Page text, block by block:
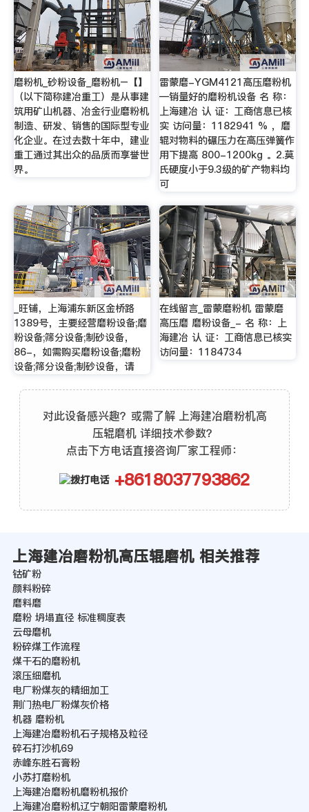
磨粉机_砂粉设备_磨粉机–【】
（以下简称建冶重工）是从事建
筑用矿山机器、冶金行业磨粉机
制造、研发、销售的国际型专业
化企业。在过去数十年中，建业
重工通过其出众的品质而享誉世
界。
雷蒙磨-YGM4121高压磨粉机
—销量好的磨粉机设备 名 称：
上海建冶 认 证：工商信息已核
实 访问量：1182941 % ，磨
辊对物料的碾压力在高压弹簧作
用下提高 800-1200kg 。2.莫
氏硬度小于9.3级的矿产物料均
可
_旺铺，上海浦东新区金桥路
1389号，主要经营磨粉设备;磨
粉设备;筛分设备;制砂设备，
86-，如需购买磨粉设备;磨粉
设备;筛分设备;制砂设备，请
在线留言_雷蒙磨粉机 雷蒙磨
高压磨 磨粉设备_- 名 称：上
海建冶 认 证：工商信息已核实
访问量：1184734
对此设备感兴趣？或需了解 上海建冶磨粉机高
压辊磨机 详细技术参数？
点击下方电话直接咨询厂家工程师：
+8618037793862
上海建冶磨粉机高压辊磨机 相关推荐
钴矿粉
颜料粉碎
磨料磨
磨粉 坍塌直径 标准稠度表
云母磨机
粉碎煤工作流程
煤干石的磨粉机
滚压细磨机
电厂粉煤灰的精细加工
荆门热电厂粉煤灰价格
机器 磨粉机
上海建冶磨粉机石子规格及粒径
碎石打沙机69
赤峰东胜石膏粉
小苏打磨粉机
上海建冶磨粉机磨粉机报价
上海建冶磨粉机辽宁朝阳雷蒙磨粉机